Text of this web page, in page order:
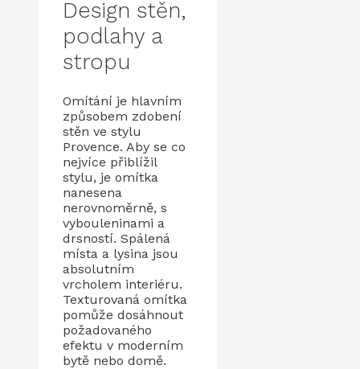
Design stěn,
podlahy a
stropu
Omítání je hlavním
způsobem zdobení
stěn ve stylu
Provence. Aby se co
nejvíce přiblížil
stylu, je omítka
nanesena
nerovnoměrně, s
vybouleninami a
drsností. Spálená
místa a lysina jsou
absolutním
vrcholem interiéru.
Texturovaná omítka
pomůže dosáhnout
požadovaného
efektu v moderním
bytě nebo domě.